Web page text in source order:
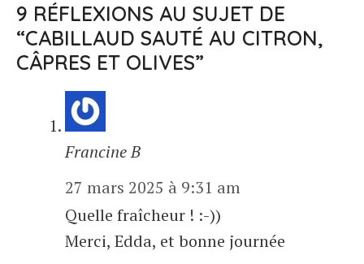
9 RÉFLEXIONS AU SUJET DE
“CABILLAUD SAUTÉ AU CITRON,
CÂPRES ET OLIVES”
Francine B
27 mars 2025 à 9:31 am
Quelle fraîcheur ! :-))
Merci, Edda, et bonne journée